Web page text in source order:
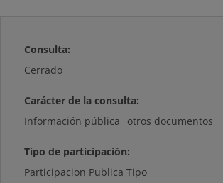
Consulta:
Cerrado
Carácter de la consulta:
Información pública_ otros documentos
Tipo de participación:
Participacion Publica Tipo